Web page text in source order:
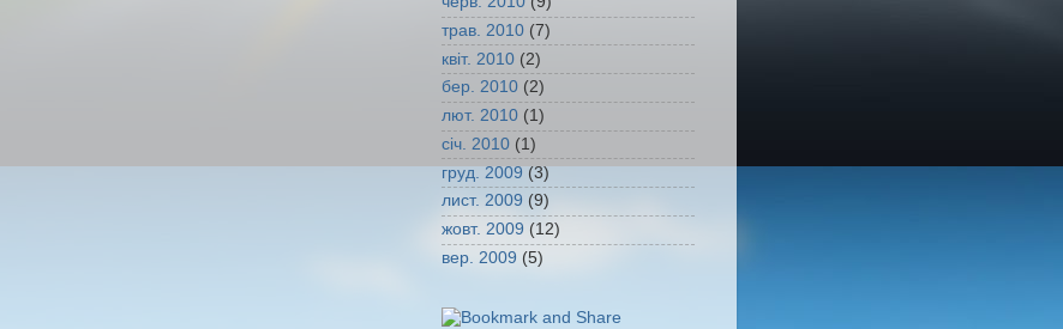
трав. 2010(7)
квіт. 2010(2)
бер. 2010(2)
лют. 2010(1)
січ. 2010(1)
груд. 2009(3)
лист. 2009 (9)
жовт. 2009 (12)
вер. 2009 (5)